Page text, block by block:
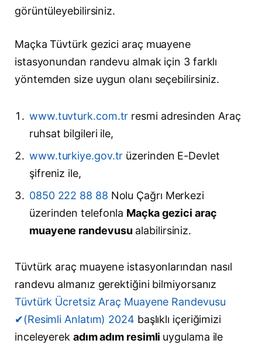
görüntüleyebilirsiniz.
Maçka Tüvtürk gezici araç muayene
istasyonundan randevu almak için 3 farklı
yöntemden size uygun olanı seçebilirsiniz.
www.tuvturk.com.tr resmi adresinden Araç
ruhsat bilgileri ile,
www.turkiye.gov.tr üzerinden E-Devlet
şifreniz ile,
0850 222 88 88 Nolu Çağrı Merkezi
üzerinden telefonla Maçka gezici araç
muayene randevusu alabilirsiniz.
Tüvtürk araç muayene istasyonlarından nasıl
randevu almanız gerektiğini bilmiyorsanız
Tüvtürk Ücretsiz Araç Muayene Randevusu
✔(Resimli Anlatım) 2024 başlıklı içeriğimizi
inceleyerek adım adım resimli uygulama ile